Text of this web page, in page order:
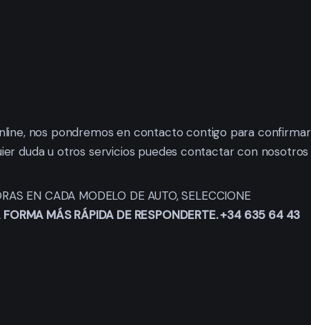
nos pondremos en contacto contigo para confirmar
duda u otros servicios puedes contactar con nosotros
EN CADA MODELO DE AUTO, SELECCIONE
MÁS RÁPIDA DE RESPONDERTE. +34 635 64 43